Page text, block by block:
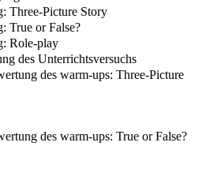
Three-Picture Story
True or False?
Role-play
des Unterrichtsversuchs
des warm-ups: Three-Picture
des warm-ups: True or False?